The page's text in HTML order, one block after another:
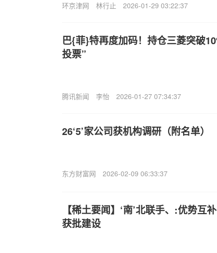
环京津网 林行止 2026-01-29 03:22:37
巴{菲}特再度加码！持仓三菱突破
投票”
腾讯新闻 李怡 2026-01-27 07:34:37
26‘5’家公司获机构调研（附名单）
东方财富网 2026-02-09 06:33:37
【稀土要闻】‘南’北联手、:优势互
获批建设